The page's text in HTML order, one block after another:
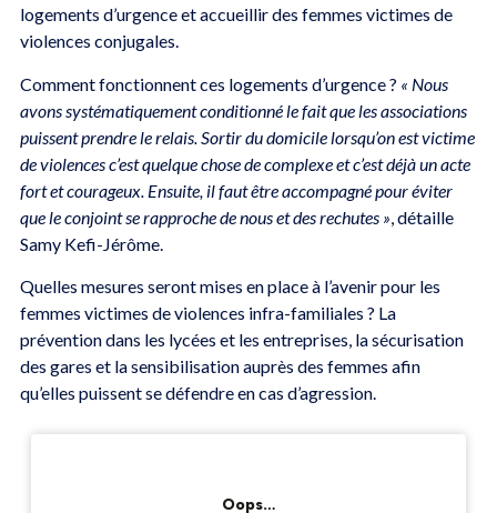
logements d’urgence et accueillir des femmes victimes de
violences conjugales.
Comment fonctionnent ces logements d’urgence ? « Nous
avons systématiquement conditionné le fait que les associations
puissent prendre le relais. Sortir du domicile lorsqu’on est victime
de violences c’est quelque chose de complexe et c’est déjà un acte
fort et courageux. Ensuite, il faut être accompagné pour éviter
que le conjoint se rapproche de nous et des rechutes », détaille
Samy Kefi-Jérôme.
Quelles mesures seront mises en place à l’avenir pour les
femmes victimes de violences infra-familiales ? La
prévention dans les lycées et les entreprises, la sécurisation
des gares et la sensibilisation auprès des femmes afin
qu’elles puissent se défendre en cas d’agression.